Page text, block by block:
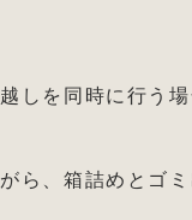
しを同時に行う
ら、箱詰めとゴ